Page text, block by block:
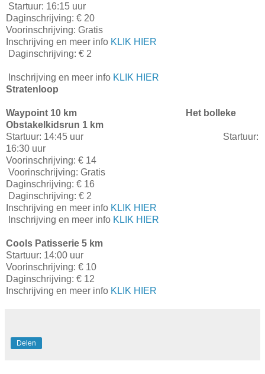
Startuur: 16:15 uur
Daginschrijving: € 20
Voorinschrijving: Gratis
Inschrijving en meer info KLIK HIER
Daginschrijving: € 2
Inschrijving en meer info KLIK HIER
Stratenloop
Waypoint 10 km
Het bolleke
Obstakelkidsrun 1 km
Startuur: 14:45 uur Startuur:
16:30 uur
Voorinschrijving: € 14
Voorinschrijving: Gratis
Daginschrijving: € 16
Daginschrijving: € 2
Inschrijving en meer info KLIK HIER
Inschrijving en meer info KLIK HIER
Cools Patisserie 5 km
Startuur: 14:00 uur
Voorinschrijving: € 10
Daginschrijving: € 12
Inschrijving en meer info KLIK HIER
Delen